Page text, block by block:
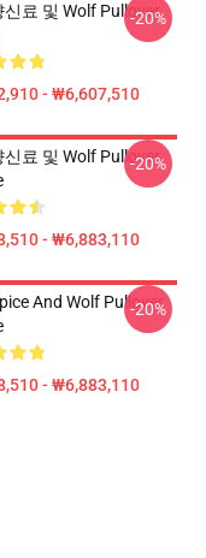
신료 및 Wolf Pullover
- ₩6,607,510
-20%
신료 및 Wolf Pullover
- ₩6,883,110
-20%
And Wolf Pullover
- ₩6,883,110
-20%